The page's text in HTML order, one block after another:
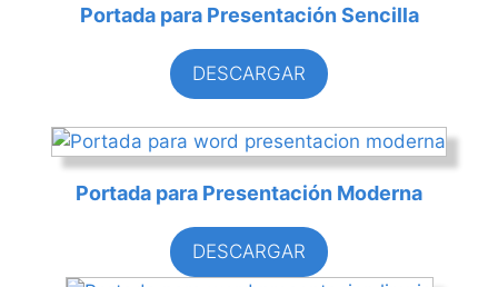
Portada para Presentación Sencilla
DESCARGAR
Portada para Presentación Moderna
DESCARGAR